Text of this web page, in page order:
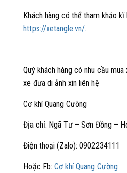
Khách hàng có thể tham khảo
https://xetangle.vn/.
Quý khách hàng có nhu cầu
xe đưa di ảnh xin liên hệ
Cơ khí Quang Cường
Địa chỉ: Ngã Tư – Sơn Đồng –
Điện thoại (Zalo): 0902234111
Hoặc Fb: Cơ khí Quang Cường